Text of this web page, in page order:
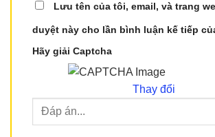
Lưu tên của tôi, email, và trang
duyệt này cho lần bình luận kế tiếp
Hãy giải Captcha
Thay đổi